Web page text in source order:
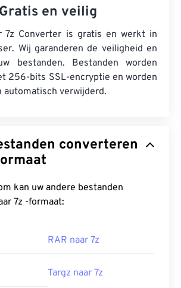
Gratis en veilig
7z Converter is gratis en werkt in
Wij garanderen de veiligheid en
bestanden. Bestanden worden
256-bits SSL-encryptie en worden
automatisch verwijderd.
converteren
-formaat
kan uw andere bestanden
converteren naar 7z -formaat:
RAR naar 7z
Targz naar 7z